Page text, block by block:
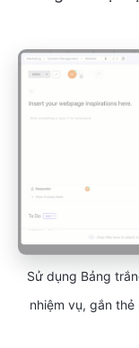
Sử dụng Bảng
nhiệm vụ, gắn